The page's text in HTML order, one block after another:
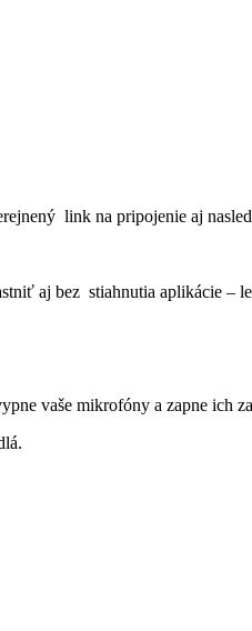
link na pripojenie aj
aj bez stiahnutia aplikácie
vaše mikrofóny a zapne ich